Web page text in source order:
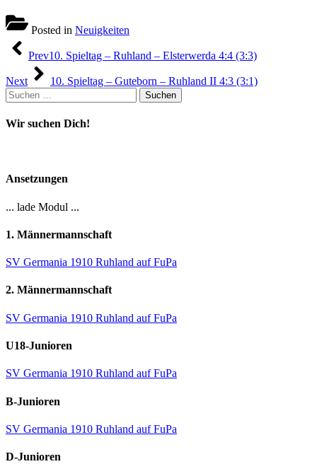
Posted in Neuigkeiten
Beitragsnavigation
Prev10. Spieltag – Ruhland – Elsterwerda 4:4 (3:3)
Next
10. Spieltag – Guteborn – Ruhland II 4:3 (3:1)
Suchen
nach:
Wir suchen Dich!
Ansetzungen
... lade Modul ...
1. Männermannschaft
SV Germania 1910 Ruhland auf FuPa
2. Männermannschaft
SV Germania 1910 Ruhland auf FuPa
U18-Junioren
SV Germania 1910 Ruhland auf FuPa
B-Junioren
SV Germania 1910 Ruhland auf FuPa
D-Junioren